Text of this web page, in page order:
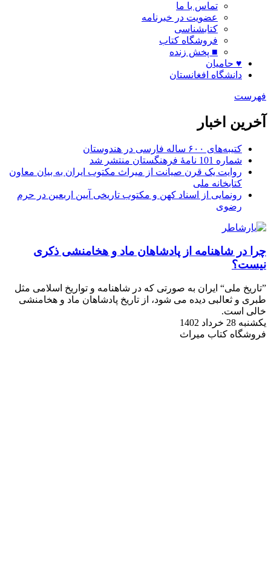
تماس با ما
عضویت در خبرنامه
کتابشناسی
فروشگاه کتاب
■ پخش زنده
♥ حامیان
دانشگاه افغانستان
فهرست
آخرین اخبار
کتیبه‌های ۶۰۰ ساله فارسی در هندوستان
شماره 101 نامۀ فرهنگستان منتشر شد
روایت یک قرن صیانت از میراث مکتوب ایران به بیان معاون
کتابخانه ملی
رونمایی از اسناد کهن و مکتوب تاریخی آیین اربعین در حرم
رضوی
چرا در شاهنامه از پادشاهان ماد و هخامنشى ذکرى
نیست؟
”تاریخ ملى“ ایران به صورتى که در شاهنامه و تواریخ اسلامى مثل
طبرى و ثعالبى دیده مى شود، از تاریخ پادشاهان ماد و هخامنشى
خالى است.
یکشنبه 28 خرداد 1402
فروشگاه کتاب میراث